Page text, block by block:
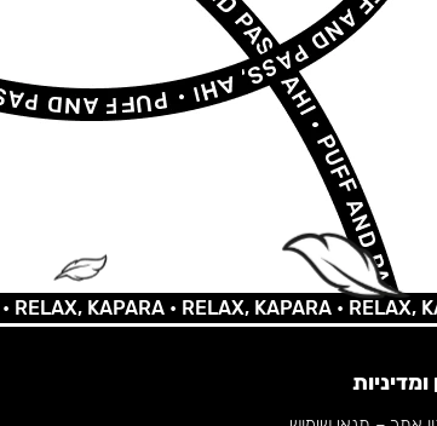
KAPARA •RELAX, KAPARA •RELAX,